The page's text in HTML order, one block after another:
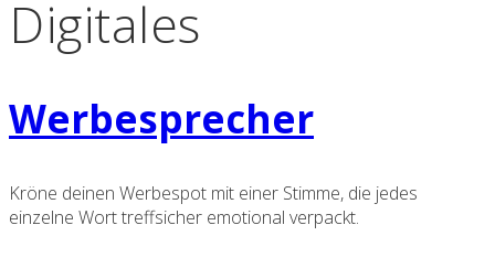
Digitales
Werbesprecher
Kröne deinen Werbespot mit einer Stimme, die jedes
einzelne Wort treffsicher emotional verpackt.